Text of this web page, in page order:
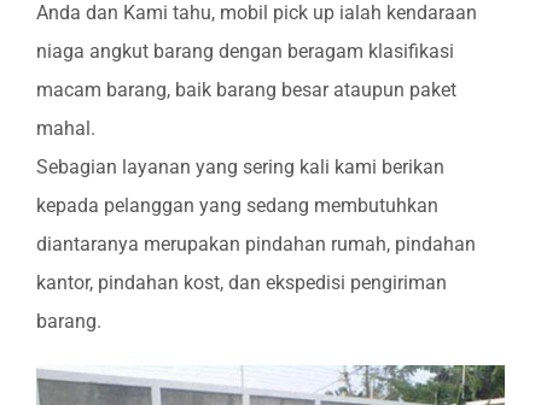
Anda dan Kami tahu, mobil pick up ialah kendaraan
niaga angkut barang dengan beragam klasifikasi
macam barang, baik barang besar ataupun paket
mahal.
Sebagian layanan yang sering kali kami berikan
kepada pelanggan yang sedang membutuhkan
diantaranya merupakan pindahan rumah, pindahan
kantor, pindahan kost, dan ekspedisi pengiriman
barang.